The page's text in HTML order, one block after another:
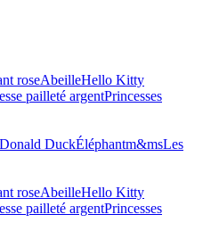
roseAbeilleHello Kitty
pailleté argentPrincesses
Donald DuckÉléphantm&msLes
roseAbeilleHello Kitty
pailleté argentPrincesses